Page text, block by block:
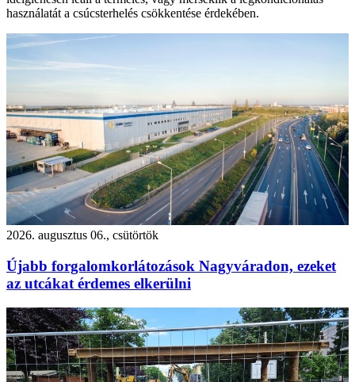
használatát a csúcsterhelés csökkentése érdekében.
2026. augusztus 06., csütörtök
Újabb forgalomkorlátozások Nagyváradon, ezeket
az utcákat érdemes elkerülni